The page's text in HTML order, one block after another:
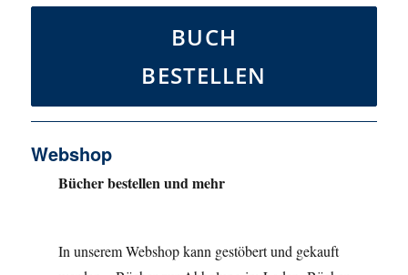
BUCH
BESTELLEN
Webshop
Bücher bestellen und mehr
In unserem Webshop kann gestöbert und gekauft